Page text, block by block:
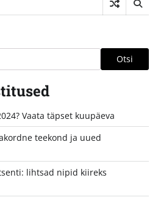
Otsi
Vaata täpset kuupäeva
teekond ja uued
lihtsad nipid kiireks